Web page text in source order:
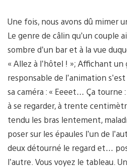
Une fois, nous avons dû mimer
Le genre de câlin qu’un couple
sombre d’un bar et à la vue
« Allez à l’hôtel ! »; Affichant un
responsable de l’animation
sa caméra : « Eeeet… Ça tourne
à se regarder, à trente
tendu les bras lentement,
poser sur les épaules l’un de
deux détourné le regard et…
l’autre. Vous voyez le tableau.